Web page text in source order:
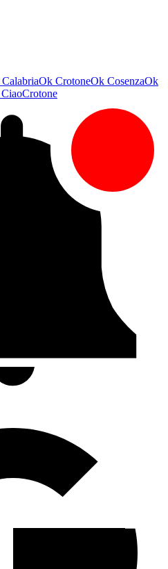
CalabriaOk CrotoneOk CosenzaOk
CiaoCrotone